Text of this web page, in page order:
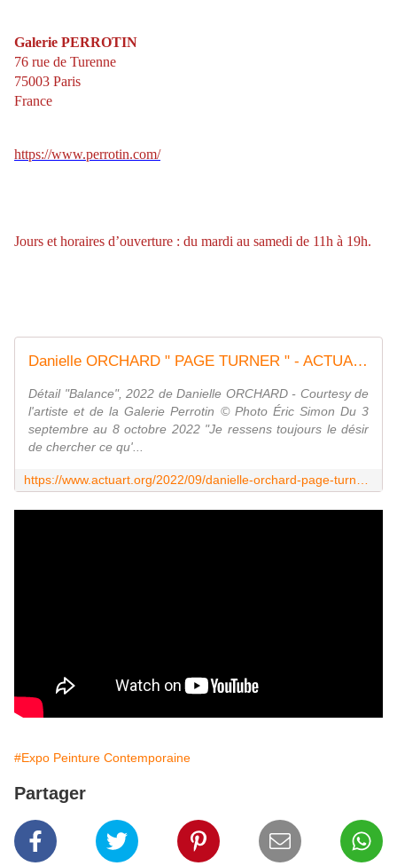
Galerie PERROTIN
76 rue de Turenne
75003 Paris
France
https://www.perrotin.com/
Jours et horaires d’ouverture : du mardi au samedi de 11h à 19h.
Danielle ORCHARD " PAGE TURNER " - ACTUART by Eric SIMON
Détail "Balance", 2022 de Danielle ORCHARD - Courtesy de
l'artiste et de la Galerie Perrotin © Photo Éric Simon Du 3
septembre au 8 octobre 2022 "Je ressens toujours le désir
de chercher ce qu'...
#Expo Peinture Contemporaine
Partager